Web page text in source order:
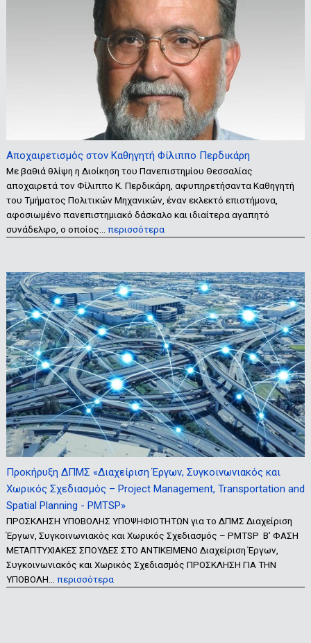
Αποχαιρετισμός στον Καθηγητή Φίλιππο Περδικάρη
Με βαθιά θλίψη η Διοίκηση του Πανεπιστημίου Θεσσαλίας
αποχαιρετά τον Φίλιππο Κ. Περδικάρη, αφυπηρετήσαντα Καθηγητή
του Τμήματος Πολιτικών Μηχανικών, έναν εκλεκτό επιστήμονα,
αφοσιωμένο πανεπιστημιακό δάσκαλο και ιδιαίτερα αγαπητό
συνάδελφο, ο οποίος… περισσότερα
Προκήρυξη ΔΠΜΣ «Διαχείριση Έργων, Συγκοινωνιακός και
Χωρικός Σχεδιασμός – Project Management, Transportation and
Spatial Planning - PMTSP»
ΠΡΟΣΚΛΗΣΗ ΥΠΟΒΟΛΗΣ ΥΠΟΨΗΦΙΟΤΗΤΩΝ για το ΔΠΜΣ Διαχείριση
Έργων, Συγκοινωνιακός και Χωρικός Σχεδιασμός – PMTSP Β’ ΦΑΣΗ
ΜΕΤΑΠΤΥΧΙΑΚΕΣ ΣΠΟΥΔΕΣ ΣΤΟ ΑΝΤΙΚΕΙΜΕΝΟ Διαχείριση Έργων,
Συγκοινωνιακός και Χωρικός Σχεδιασμός ΠΡΟΣΚΛΗΣΗ ΓΙΑ ΤΗΝ
ΥΠΟΒΟΛΗ… περισσότερα